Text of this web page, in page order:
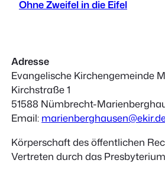
Ohne Zweifel in die Eifel
Adresse
Evangelische Kirchengemeinde
Kirchstraße 1
51588 Nümbrecht-
Email:
Körperschaft des öffentlichen
Vertreten durch das Presbyterium